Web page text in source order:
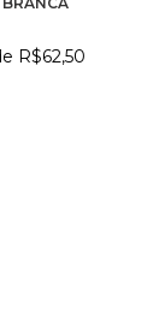
R$62,50